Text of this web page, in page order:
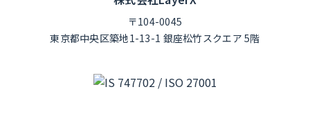
〒104-0045
東京都中央区築地1-13-1 銀座松竹スクエア 5階